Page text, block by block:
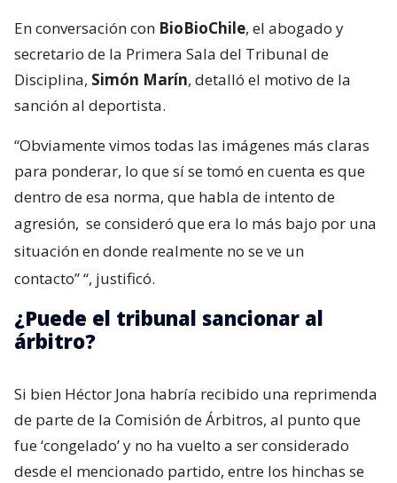
En conversación con BioBioChile, el abogado y
secretario de la Primera Sala del Tribunal de
Disciplina, Simón Marín, detalló el motivo de la
sanción al deportista.
“Obviamente vimos todas las imágenes más claras
para ponderar, lo que sí se tomó en cuenta es que
dentro de esa norma, que habla de intento de
agresión, se consideró que era lo más bajo por una
situación en donde realmente no se ve un
contacto”“, justificó.
¿Puede el tribunal sancionar al
árbitro?
Si bien Héctor Jona habría recibido una reprimenda
de parte de la Comisión de Árbitros, al punto que
fue ‘congelado’ y no ha vuelto a ser considerado
desde el mencionado partido, entre los hinchas se